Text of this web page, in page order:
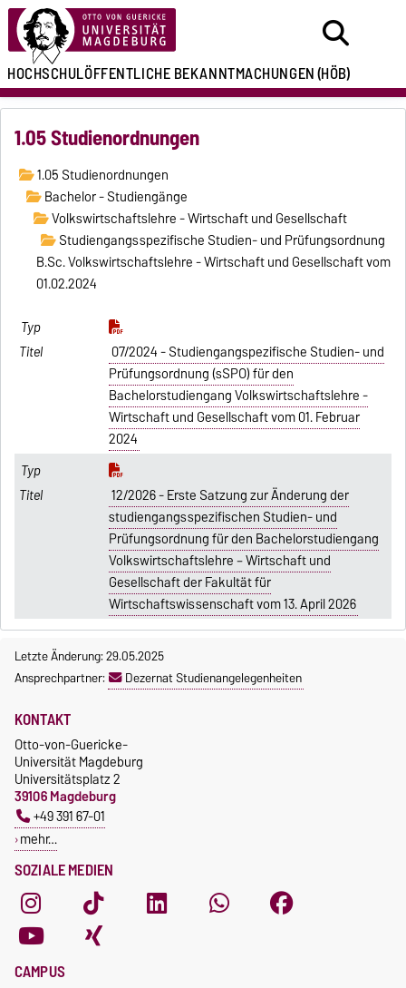
HOCHSCHULÖFFENTLICHEBEKANNTMACHUNGEN(HÖB)
1.05 Studienordnungen
1.05 Studienordnungen
Bachelor - Studiengänge
Volkswirtschaftslehre - Wirtschaft und Gesellschaft
Studiengangsspezifische Studien- und Prüfungsordnung
B.Sc. Volkswirtschaftslehre - Wirtschaft und Gesellschaft vom
01.02.2024
07/2024 - Studiengangspezifische Studien- und
Prüfungsordnung (sSPO) für den
Bachelorstudiengang Volkswirtschaftslehre -
Wirtschaft und Gesellschaft vom 01. Februar
2024
12/2026 - Erste Satzung zur Änderung der
studiengangsspezifischen Studien- und
Prüfungsordnung für den Bachelorstudiengang
Volkswirtschaftslehre – Wirtschaft und
Gesellschaft der Fakultät für
Wirtschaftswissenschaft vom 13. April 2026
Letzte Änderung: 29.05.2025
Ansprechpartner:
Dezernat Studienangelegenheiten
SOZIALE MEDIEN
KONTAKT
Otto-von-Guericke-
Universität Magdeburg
Universitätsplatz 2
39106 Magdeburg
+49 391 67-01
mehr…
CAMPUS